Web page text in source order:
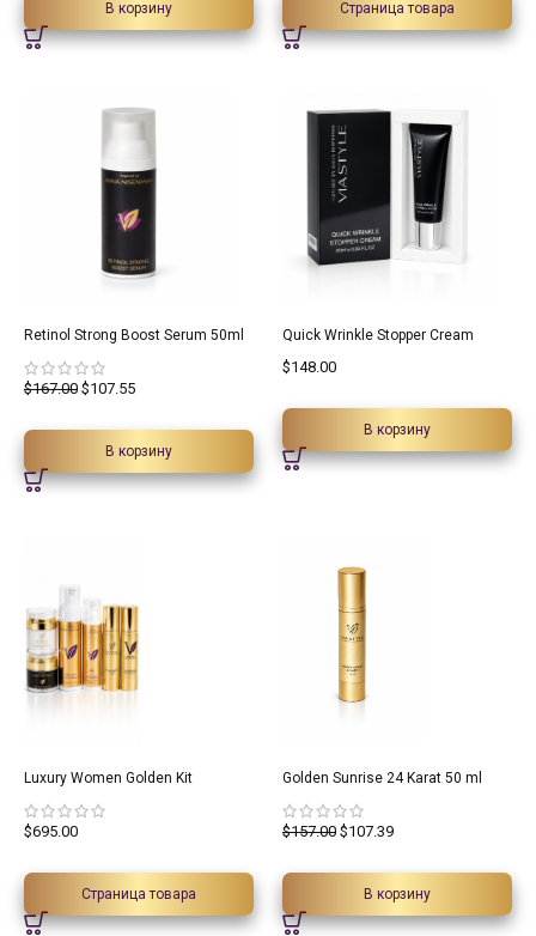
В корзину Страница товара
35.6%
Retinol Strong Boost Serum 50ml
$167.00 $107.55
В корзину
Quick Wrinkle Stopper Cream
$148.00
В корзину
Luxury Women Golden Kit
$695.00
Страница товара
31.6%
Golden Sunrise 24 Karat 50 ml
$157.00 $107.39
В корзину